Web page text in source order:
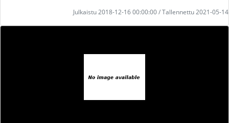
Julkaistu 2018-12-16 00:00:00 / Tallennettu 2021-05-14